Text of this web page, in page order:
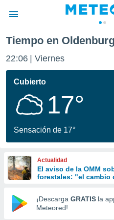
de
ha
que se
calidad.
a este
las
y
forma
digital
basada
Tiempo en
22:06 Viernes
Cubierto
17°
Sensación de 17°
Actualidad
El aviso de la OMM
forestales: "el cambio
¡Descarga GRATIS la
Meteored!